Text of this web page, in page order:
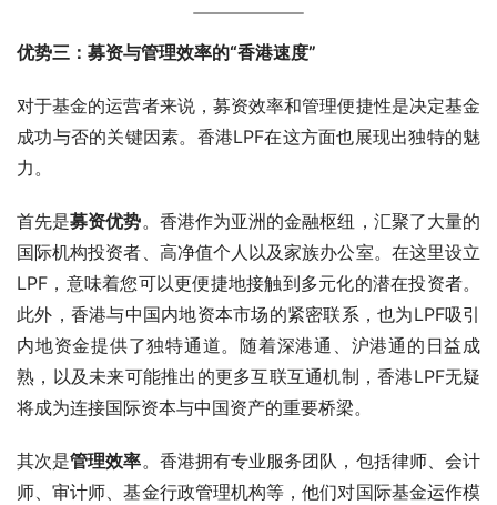
优势三：募资与管理效率的“香港速度”
对于基金的运营者来说，募资效率和管理便捷性是决定基金
成功与否的关键因素。香港LPF在这方面也展现出独特的魅
力。
首先是募资优势。香港作为亚洲的金融枢纽，汇聚了大量的
国际机构投资者、高净值个人以及家族办公室。在这里设立
LPF，意味着您可以更便捷地接触到多元化的潜在投资者。
此外，香港与中国内地资本市场的紧密联系，也为LPF吸引
内地资金提供了独特通道。随着深港通、沪港通的日益成
熟，以及未来可能推出的更多互联互通机制，香港LPF无疑
将成为连接国际资本与中国资产的重要桥梁。
其次是管理效率。香港拥有专业服务团队，包括律师、会计
师、审计师、基金行政管理机构等，他们对国际基金运作模